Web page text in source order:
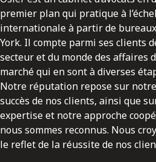
premier plan qui pratique à
internationale à partir de
York. Il compte parmi ses clients
secteur et du monde des affaires
marché qui en sont à diverses
Notre réputation repose sur
succès de nos clients, ainsi que
expertise et notre approche
nous sommes reconnus. Nous
le reflet de la réussite de nos